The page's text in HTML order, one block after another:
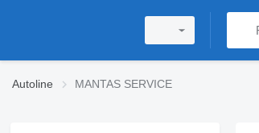
Autoline MANTAS SERVICE